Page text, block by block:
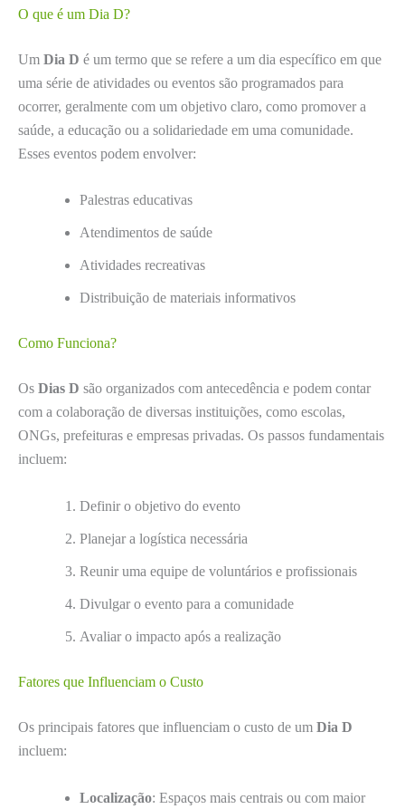
O que é um Dia D?
Um Dia D é um termo que se refere a um dia específico em que
uma série de atividades ou eventos são programados para
ocorrer, geralmente com um objetivo claro, como promover a
saúde, a educação ou a solidariedade em uma comunidade.
Esses eventos podem envolver:
Palestras educativas
Atendimentos de saúde
Atividades recreativas
Distribuição de materiais informativos
Como Funciona?
Os Dias D são organizados com antecedência e podem contar
com a colaboração de diversas instituições, como escolas,
ONGs, prefeituras e empresas privadas. Os passos fundamentais
incluem:
Definir o objetivo do evento
Planejar a logística necessária
Reunir uma equipe de voluntários e profissionais
Divulgar o evento para a comunidade
Avaliar o impacto após a realização
Fatores que Influenciam o Custo
Os principais fatores que influenciam o custo de um Dia D
incluem:
Localização: Espaços mais centrais ou com maior